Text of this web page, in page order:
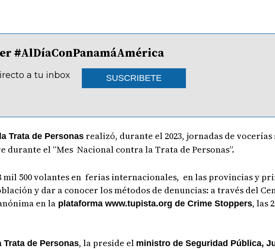
#AlDíaConPanamáAmérica
a tu inbox SUSCRIBETE
Trata de Personas realizó, durante el 2023, jornadas de
durante el “Mes Nacional contra la Trata de Personas”.
mil 500 volantes en ferias internacionales, en las provincias y
y dar a conocer los métodos de denuncias: a través del
en la plataforma www.tupista.org de Crime Stoppers, las
de Personas, la preside el ministro de Seguridad Pública,